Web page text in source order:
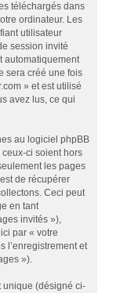
téléchargés dans
ordinateur. Les
utilisateur
session invité
automatiquement
sera créé une fois
» et est utilisé
avez lus, ce qui
au logiciel phpBB
ci soient hors
les pages
de récupérer
Ceci peut
en tant
invités »),
par « votre
l’enregistrement et
»).
unique (désigné ci-